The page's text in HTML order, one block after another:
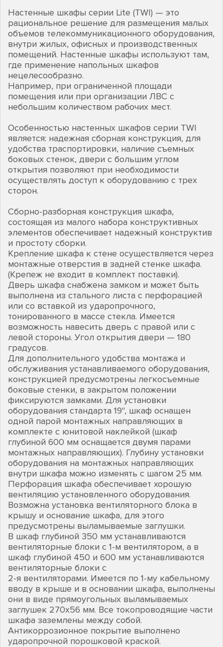
Настенные шкафы серии Lite (TWI) — это
рациональное решение для размещения малых
объемов телекоммуникационного оборудования,
внутри жилых, офисных и производственных
помещений. Настенные шкафы используют там,
где применение напольных шкафов
нецелесообразно.
Например, при ограниченной площади
помещения или при организации ЛВС с
небольшим количеством рабочих мест.
Особенностью настенных шкафов серии TWI
является: надежная сборная конструкция, для
удобства траспортировки, наличие съемных
боковых стенок, двери с большим углом
открытия позволяют при необходимости
осуществлять доступ к оборудованию с трех
сторон.
Сборно-разборная конструкция шкафа,
состоящая из малого набора конструктивных
элементов обеспечивает надежный конструктив
и простоту сборки.
Крепление шкафа к стене осуществляется через
монтажные отверстия в задней стенке шкафа.
(Крепеж не входит в комплект поставки).
Дверь шкафа снабжена замком и может быть
выполнена из стального листа с перфорацией
или со вставкой из ударопрочного,
тонированного в массе стекла. Имеется
возможность навесить дверь с правой или с
левой стороны. Угол открытия двери — 180
градусов.
Для дополнительного удобства монтажа и
обслуживания устанавливаемого оборудования,
конструкцией предусмотрены легкосъемные
боковые стенки, в закрытом положении
фиксируются замками. Для установки
оборудования стандарта 19", шкаф оснащен
одной парой монтажных направляющих в
комплекте с юнитовой наклейкой (шкаф
глубиной 600 мм оснащается двумя парами
монтажных направляющих). Глубину установки
оборудования на монтажных направляющих
внутри шкафа можно изменять с шагом 25 мм.
Перфорация шкафа обеспечивает хорошую
вентиляцию установленного оборудования.
Возможна установка вентиляторного блока в
крышу и основание шкафа, для этого
предусмотрены выламываемые заглушки.
В шкаф глубиной 350 мм устанавливаются
вентиляторные блоки с 1-м вентилятором, а в
шкаф глубиной 450 и 600 мм устанавливаются
вентиляторные блоки с
2-я вентиляторами. Имеется по 1-му кабельному
вводу в крыше и в основании шкафа, выполнены
они в виде прямоугольных выламываемых
заглушек 270х56 мм. Все токопроводящие части
шкафа заземлены между собой.
Антикоррозионное покрытие выполнено
ударопрочной порошковой краской.